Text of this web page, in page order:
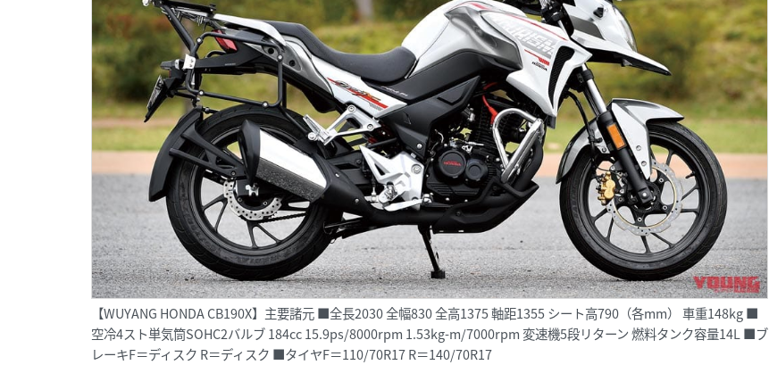
【WUYANG HONDA CB190X】主要諸元 ■全長2030 全幅830 全高1375 軸距1355 シート高790（各mm） 車重148kg ■
空冷4スト単気筒SOHC2バルブ 184cc 15.9ps/8000rpm 1.53kg-m/7000rpm 変速機5段リターン 燃料タンク容量14L ■ブ
レーキF＝ディスク R＝ディスク ■タイヤF＝110/70R17 R＝140/70R17